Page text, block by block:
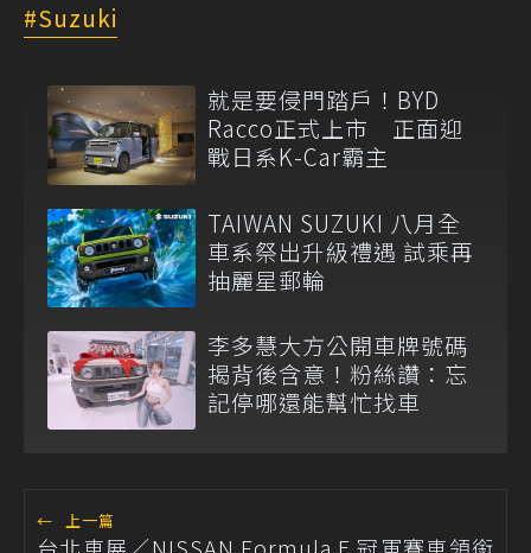
Suzuki
就是要侵門踏戶！BYD
Racco正式上市 正面迎
戰日系K-Car霸主
TAIWAN SUZUKI 八月全
車系祭出升級禮遇 試乘再
抽麗星郵輪
李多慧大方公開車牌號碼
揭背後含意！粉絲讚：忘
記停哪還能幫忙找車
← 上一篇